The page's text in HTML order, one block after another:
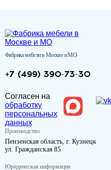
Фабрика мебели в Москве и МО
+7 (499) 390-73-30
Согласен на
обработку
персональных
данных
Производство
Пензенская область, г. Кузнецк
ул. Гражданская 85
Юридическая информация